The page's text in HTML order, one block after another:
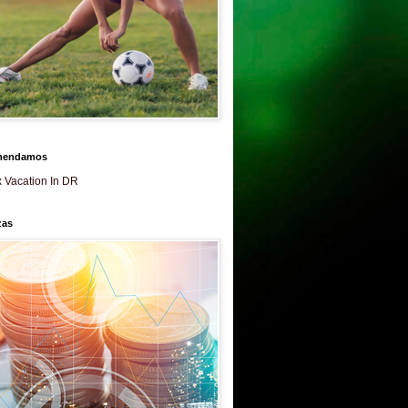
Vacation In DR